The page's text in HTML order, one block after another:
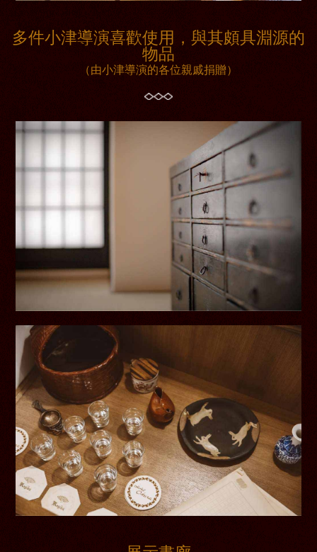
多件小津導演喜歡使用，與其頗具淵源的
物品
（由小津導演的各位親戚捐贈）